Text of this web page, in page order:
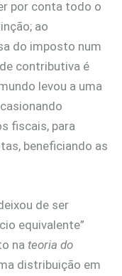
por conta todo o
ao
do imposto num
contributiva é
levou a uma
fiscais, para
beneficiando as
de ser
equivalente”
na teoria do
distribuição em